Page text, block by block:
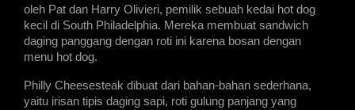
oleh Pat dan Harry Olivieri, pemilik sebuah kedai hot dog
kecil di South Philadelphia. Mereka membuat sandwich
daging panggang dengan roti ini karena bosan dengan
menu hot dog.
Philly Cheesesteak dibuat dari bahan-bahan sederhana,
yaitu irisan tipis daging sapi, roti gulung panjang yang